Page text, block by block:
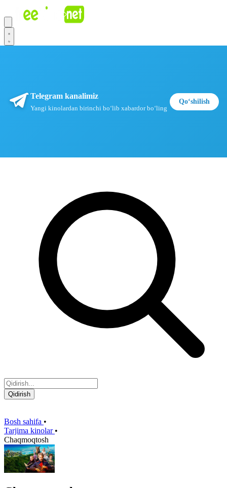
Qidirish
Bosh sahifa •
Tarjima kinolar •
Сhaqmoqtosh
Telegram kanalimiz
Yangi kinolardan birinchi boʻlib xabardor boʻling
Qoʻshilish